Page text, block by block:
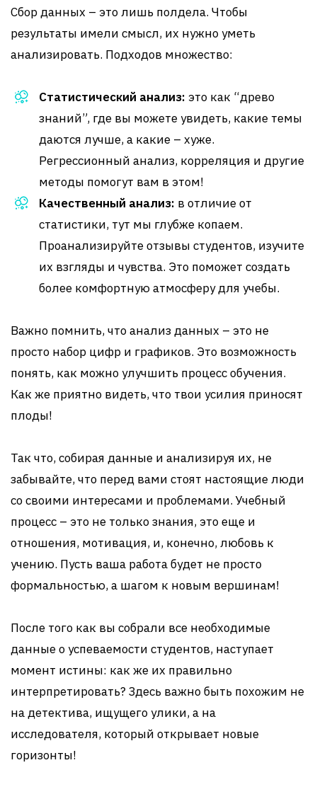
Сбор данных – это лишь полдела. Чтобы
результаты имели смысл, их нужно уметь
анализировать. Подходов множество:
Статистический анализ: это как “древо
знаний”, где вы можете увидеть, какие темы
даются лучше, а какие – хуже.
Регрессионный анализ, корреляция и другие
методы помогут вам в этом!
Качественный анализ: в отличие от
статистики, тут мы глубже копаем.
Проанализируйте отзывы студентов, изучите
их взгляды и чувства. Это поможет создать
более комфортную атмосферу для учебы.
Важно помнить, что анализ данных – это не
просто набор цифр и графиков. Это возможность
понять, как можно улучшить процесс обучения.
Как же приятно видеть, что твои усилия приносят
плоды!
Так что, собирая данные и анализируя их, не
забывайте, что перед вами стоят настоящие люди
со своими интересами и проблемами. Учебный
процесс – это не только знания, это еще и
отношения, мотивация, и, конечно, любовь к
учению. Пусть ваша работа будет не просто
формальностью, а шагом к новым вершинам!
После того как вы собрали все необходимые
данные о успеваемости студентов, наступает
момент истины: как же их правильно
интерпретировать? Здесь важно быть похожим не
на детектива, ищущего улики, а на
исследователя, который открывает новые
горизонты!